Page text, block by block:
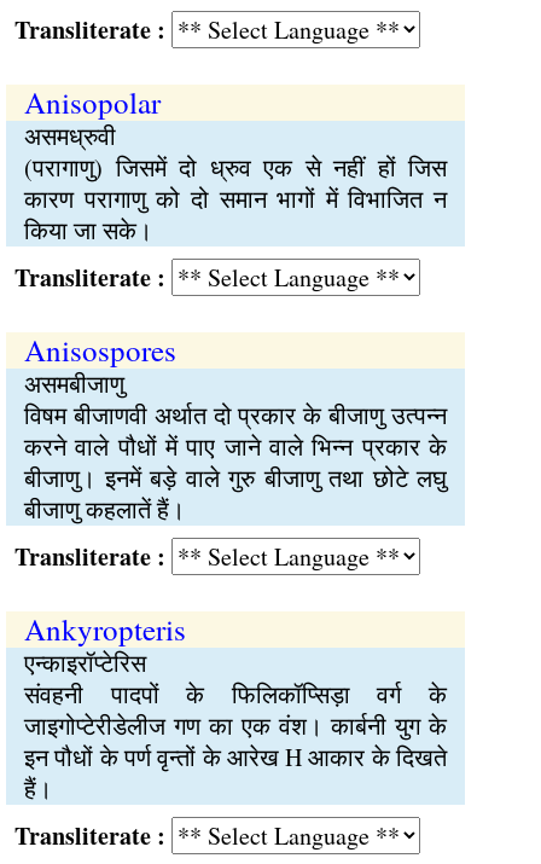
:
Anisopolar
असमध्रुवी
(परागाणु) जिसमें दो ध्रुव एक से नहीं हों जिस
कारण परागाणु को दो समान भागों में विभाजित न
किया जा सके।
:
Anisospores
असमबीजाणु
विषम बीजाणवी अर्थात दो प्रकार के बीजाणु उत्पन्न
करने वाले पौधों में पाए जाने वाले भिन्न प्रकार के
बीजाणु। इनमें बड़े वाले गुरु बीजाणु तथा छोटे लघु
बीजाणु कहलातें हैं।
:
Ankyropteris
एन्काइरॉप्टेरिस
संवहनी पादपों के फिलिकॉप्सिड़ा वर्ग के
जाइगोप्टेरीडेलीज गण का एक वंश। कार्बनी युग के
इन पौधों के पर्ण वृन्तों के आरेख H आकार के दिखते
हैं।
: